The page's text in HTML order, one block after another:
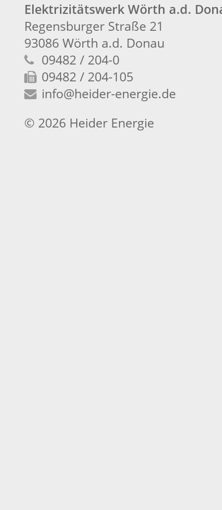
Elektrizitätswerk Wörth a.d.
Regensburger Straße 21
93086 Wörth a.d. Donau
09482 / 204-0
09482 / 204-105
info@heider-energie.de
© 2026 Heider Energie